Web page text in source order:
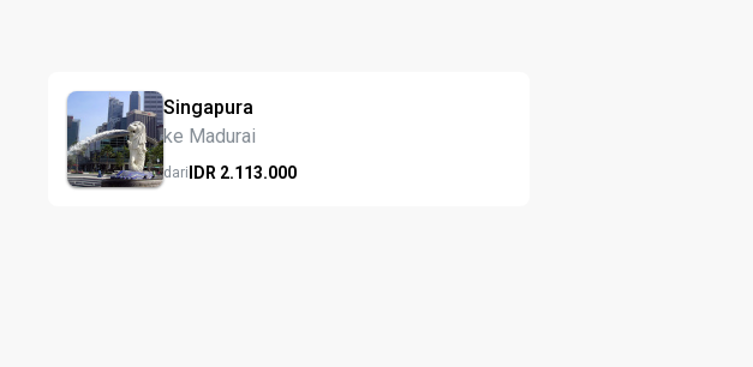
Singapura
ke Madurai
dariIDR 2.113.000